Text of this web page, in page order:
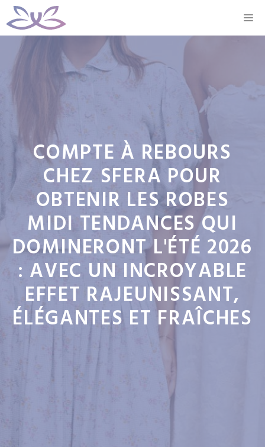
Aller
au
contenu
COMPTE À REBOURS
CHEZ SFERA POUR
OBTENIR LES ROBES
MIDI TENDANCES QUI
DOMINERONT L'ÉTÉ 2026
: AVEC UN INCROYABLE
EFFET RAJEUNISSANT,
ÉLÉGANTES ET FRAÎCHES